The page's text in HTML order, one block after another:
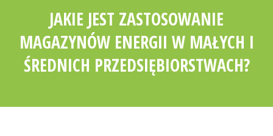
JAKIE JEST ZASTOSOWANIE
MAGAZYNÓW ENERGII W MAŁYCH I
ŚREDNICH PRZEDSIĘBIORSTWACH?